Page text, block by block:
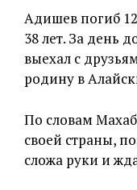
Адишев погиб
38 лет. За день
выехал с
родину в
По словам
своей страны,
сложа руки и